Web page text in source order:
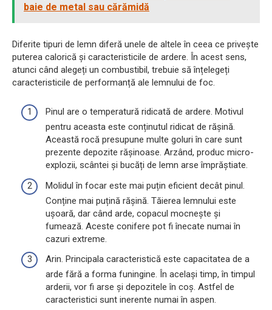
baie de metal sau cărămidă
Diferite tipuri de lemn diferă unele de altele în ceea ce privește
puterea calorică și caracteristicile de ardere. În acest sens,
atunci când alegeți un combustibil, trebuie să înțelegeți
caracteristicile de performanță ale lemnului de foc.
Pinul are o temperatură ridicată de ardere. Motivul
pentru aceasta este conținutul ridicat de rășină.
Această rocă presupune multe goluri în care sunt
prezente depozite rășinoase. Arzând, produc micro-
explozii, scântei și bucăți de lemn arse împrăștiate.
Molidul în focar este mai puțin eficient decât pinul.
Conține mai puțină rășină. Tăierea lemnului este
ușoară, dar când arde, copacul mocnește și
fumează. Aceste conifere pot fi înecate numai în
cazuri extreme.
Arin. Principala caracteristică este capacitatea de a
arde fără a forma funingine. În același timp, în timpul
arderii, vor fi arse și depozitele în coș. Astfel de
caracteristici sunt inerente numai în aspen.